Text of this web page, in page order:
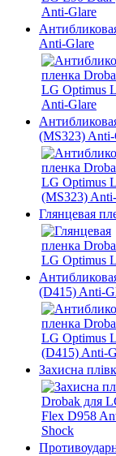
Anti-Glare
(MS323) Anti-
Глянцевая
(D415) Anti-
Захисна